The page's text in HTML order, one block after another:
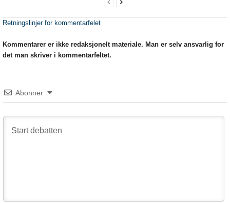
Retningslinjer for kommentarfelet
Kommentarer er ikke redaksjonelt materiale. Man er selv ansvarlig for
det man skriver i kommentarfeltet.
Abonner